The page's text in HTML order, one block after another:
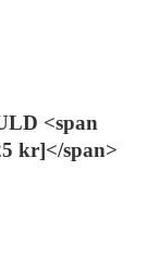
<span
kr]</span>